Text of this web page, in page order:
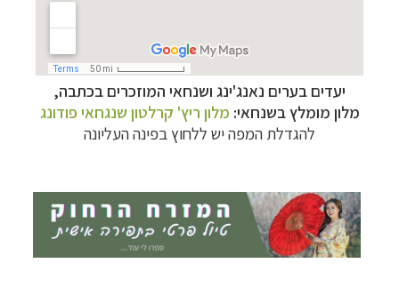
יעדים בערים נאנג'ינג ושנחאי המוזכרים בכתבה,
מלון מומלץ בשנחאי: מלון ריץ' קרלטון שנגחאי פודונג
להגדלת המפה יש ללחוץ בפינה העליונה
תכנוןטיולים למזרח הרחוקלחצו לרשימת יעדים »
תכנוןטיולים לפולינזיה הצרפתיתלחצו לפרטים »
תכנוןטיולים לאוסטרליה וניו זילנדלחצו לרשימת